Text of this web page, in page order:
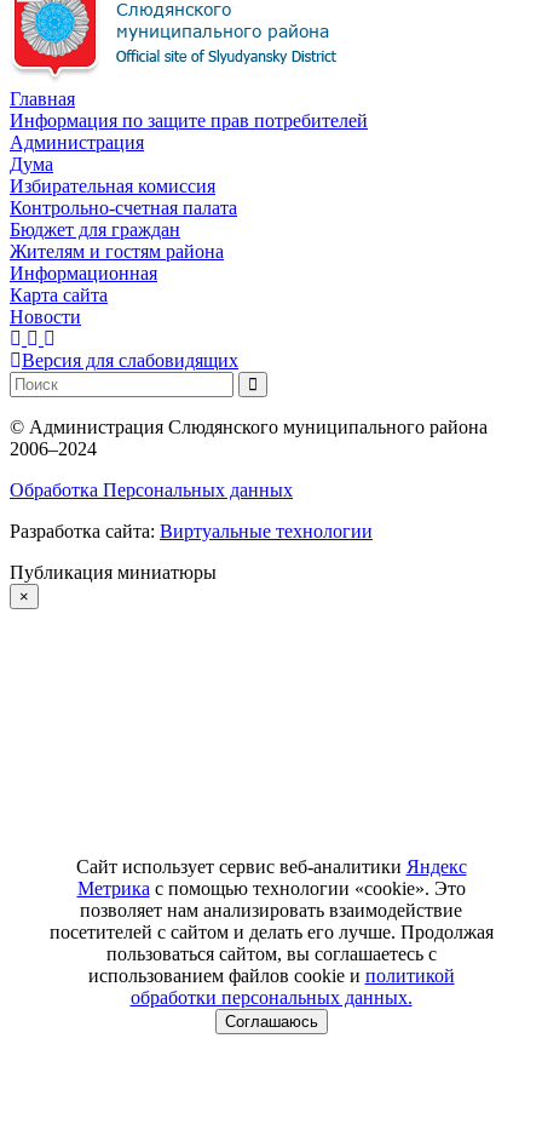
Главная
Информация по защите прав потребителей
Администрация
Дума
Избирательная комиссия
Контрольно-счетная палата
Бюджет для граждан
Жителям и гостям района
Информационная
Карта сайта
Новости
Версия для слабовидящих
© Администрация Слюдянского муниципального района
2006–2024
Обработка Персональных данных
Разработка сайта: Виртуальные технологии
Публикация миниатюры
×
Сайт использует сервис веб-аналитики Яндекс
Метрика с помощью технологии «cookie». Это
позволяет нам анализировать взаимодействие
посетителей с сайтом и делать его лучше. Продолжая
пользоваться сайтом, вы соглашаетесь с
использованием файлов cookie и политикой
обработки персональных данных.
Соглашаюсь